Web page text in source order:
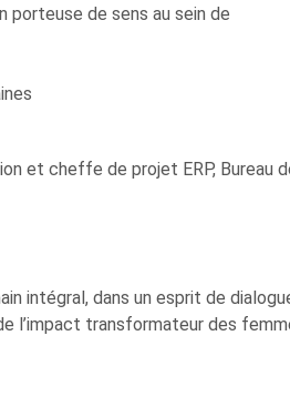
porteuse de sens au sein de
et cheffe de projet ERP, Bureau
intégral, dans un esprit de
l’impact transformateur des